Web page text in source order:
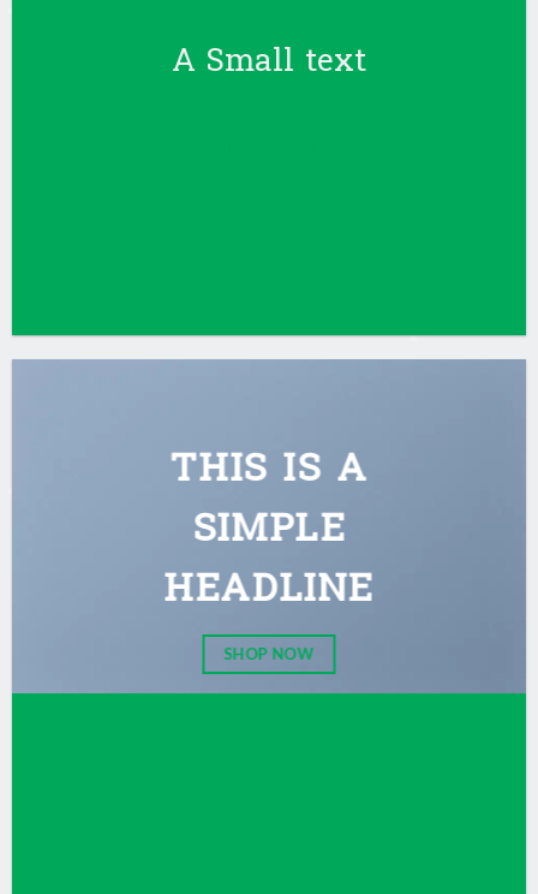
A Small text
THIS IS A
SIMPLE
HEADLINE
SHOP NOW